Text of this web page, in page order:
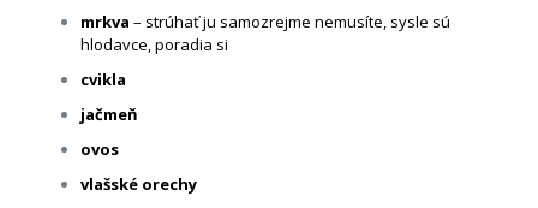
mrkva – strúhať ju samozrejme nemusíte, sysle sú
hlodavce, poradia si
cvikla
jačmeň
ovos
vlašské orechy